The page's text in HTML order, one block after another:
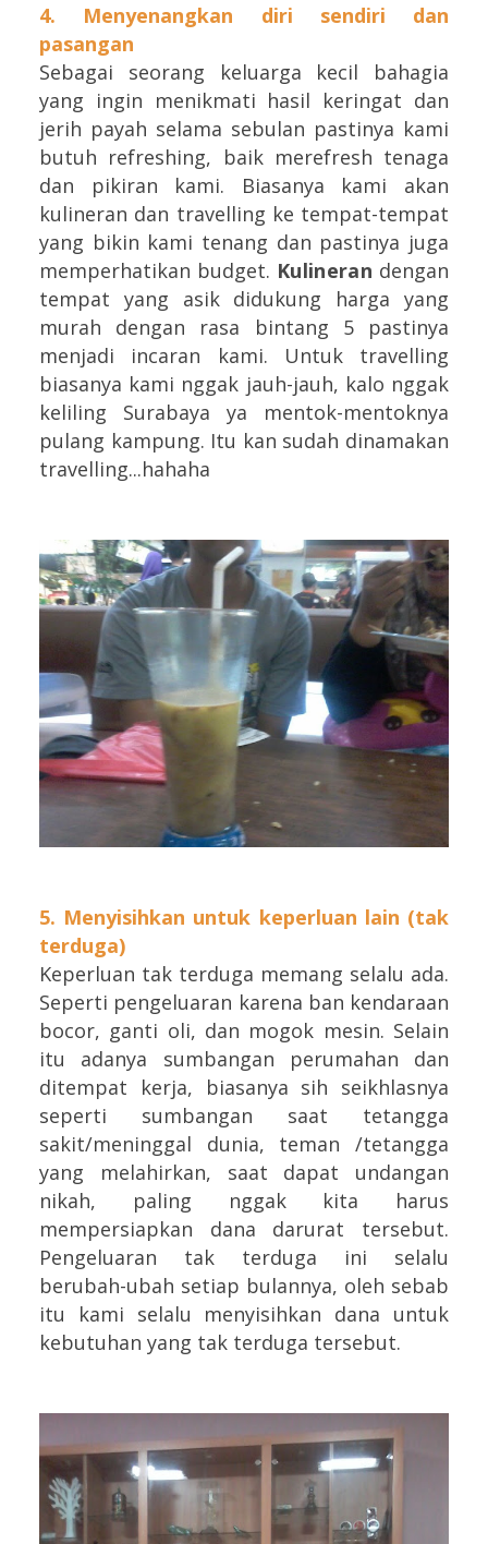
4. Menyenangkan diri sendiri dan
pasangan
Sebagai seorang keluarga kecil bahagia
yang ingin menikmati hasil keringat dan
jerih payah selama sebulan pastinya kami
butuh refreshing, baik merefresh tenaga
dan pikiran kami. Biasanya kami akan
kulineran dan travelling ke tempat-tempat
yang bikin kami tenang dan pastinya juga
memperhatikan budget. Kulineran dengan
tempat yang asik didukung harga yang
murah dengan rasa bintang 5 pastinya
menjadi incaran kami. Untuk travelling
biasanya kami nggak jauh-jauh, kalo nggak
keliling Surabaya ya mentok-mentoknya
pulang kampung. Itu kan sudah dinamakan
travelling...hahaha
5. Menyisihkan untuk keperluan lain (tak
terduga)
Keperluan tak terduga memang selalu ada.
Seperti pengeluaran karena ban kendaraan
bocor, ganti oli, dan mogok mesin. Selain
itu adanya sumbangan perumahan dan
ditempat kerja, biasanya sih seikhlasnya
seperti sumbangan saat tetangga
sakit/meninggal dunia, teman /tetangga
yang melahirkan, saat dapat undangan
nikah, paling nggak kita harus
mempersiapkan dana darurat tersebut.
Pengeluaran tak terduga ini selalu
berubah-ubah setiap bulannya, oleh sebab
itu kami selalu menyisihkan dana untuk
kebutuhan yang tak terduga tersebut.